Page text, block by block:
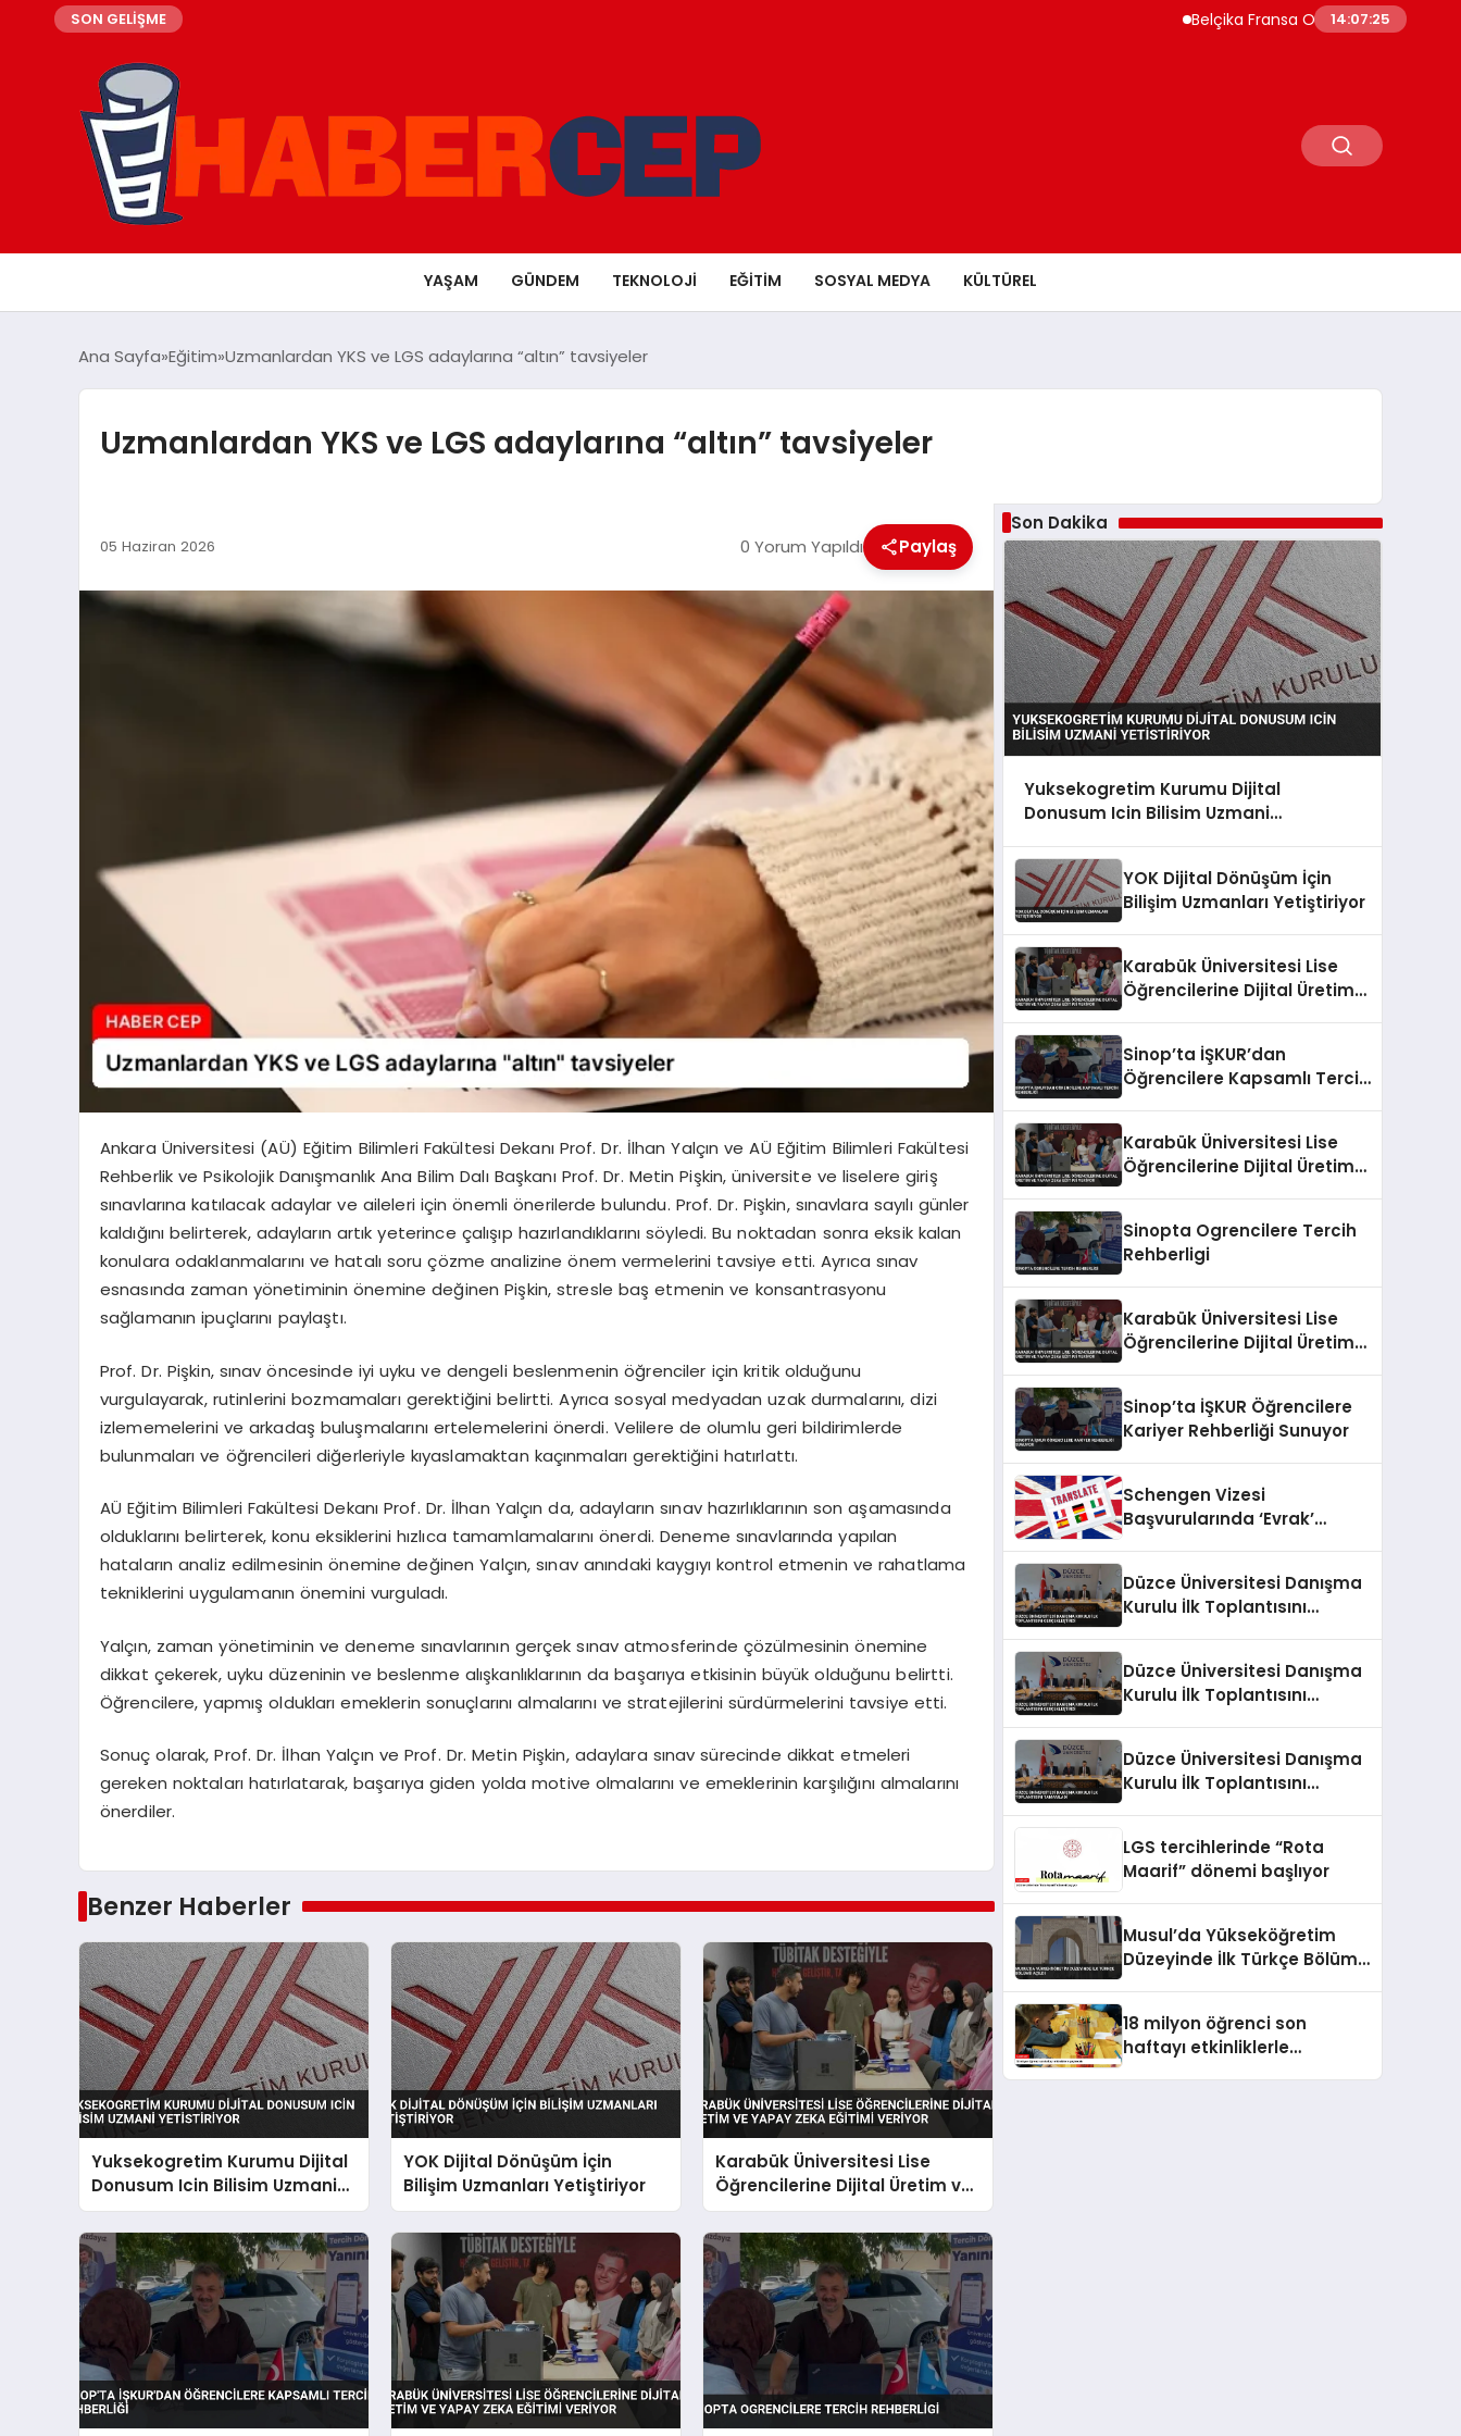
SON GELİŞME Belçika Fransa Orman Yangınları İçin
14:07:26
YAŞAM GÜNDEM TEKNOLOJI EĞITIM SOSYAL MEDYA KÜLTÜREL
Ana Sayfa Eğitim Uzmanlardan YKS ve LGS adaylarına “altın” tavsiyeler
Uzmanlardan YKS ve LGS adaylarına “altın” tavsiyeler
05 Haziran 2026 0 Yorum Yapıldı Paylaş
Ankara Üniversitesi (AÜ) Eğitim Bilimleri Fakültesi Dekanı Prof. Dr. İlhan Yalçın ve AÜ Eğitim Bilimleri Fakültesi
Rehberlik ve Psikolojik Danışmanlık Ana Bilim Dalı Başkanı Prof. Dr. Metin Pişkin, üniversite ve liselere giriş
sınavlarına katılacak adaylar ve aileleri için önemli önerilerde bulundu. Prof. Dr. Pişkin, sınavlara sayılı günler
kaldığını belirterek, adayların artık yeterince çalışıp hazırlandıklarını söyledi. Bu noktadan sonra eksik kalan
konulara odaklanmalarını ve hatalı soru çözme analizine önem vermelerini tavsiye etti. Ayrıca sınav
esnasında zaman yönetiminin önemine değinen Pişkin, stresle baş etmenin ve konsantrasyonu
sağlamanın ipuçlarını paylaştı.
Prof. Dr. Pişkin, sınav öncesinde iyi uyku ve dengeli beslenmenin öğrenciler için kritik olduğunu
vurgulayarak, rutinlerini bozmamaları gerektiğini belirtti. Ayrıca sosyal medyadan uzak durmalarını, dizi
izlememelerini ve arkadaş buluşmalarını ertelemelerini önerdi. Velilere de olumlu geri bildirimlerde
bulunmaları ve öğrencileri diğerleriyle kıyaslamaktan kaçınmaları gerektiğini hatırlattı.
AÜ Eğitim Bilimleri Fakültesi Dekanı Prof. Dr. İlhan Yalçın da, adayların sınav hazırlıklarının son aşamasında
olduklarını belirterek, konu eksiklerini hızlıca tamamlamalarını önerdi. Deneme sınavlarında yapılan
hataların analiz edilmesinin önemine değinen Yalçın, sınav anındaki kaygıyı kontrol etmenin ve rahatlama
tekniklerini uygulamanın önemini vurguladı.
Yalçın, zaman yönetiminin ve deneme sınavlarının gerçek sınav atmosferinde çözülmesinin önemine
dikkat çekerek, uyku düzeninin ve beslenme alışkanlıklarının da başarıya etkisinin büyük olduğunu belirtti.
Öğrencilere, yapmış oldukları emeklerin sonuçlarını almalarını ve stratejilerini sürdürmelerini tavsiye etti.
Sonuç olarak, Prof. Dr. İlhan Yalçın ve Prof. Dr. Metin Pişkin, adaylara sınav sürecinde dikkat etmeleri
gereken noktaları hatırlatarak, başarıya giden yolda motive olmalarını ve emeklerinin karşılığını almalarını
önerdiler.
Benzer Haberler
Yuksekogretim Kurumu Dijital
Donusum Icin Bilisim Uzmani
Yetistiriyor
YOK Dijital Dönüşüm İçin
Bilişim Uzmanları Yetiştiriyor
Karabük Üniversitesi Lise
Öğrencilerine Dijital Üretim ve
Yapay Zeka Eğitimi Veriyor
Son Dakika
Yuksekogretim Kurumu Dijital
Donusum Icin Bilisim Uzmani
YOK Dijital Dönüşüm İçin
Bilişim Uzmanları Yetiştiriyor
Karabük Üniversitesi Lise
Öğrencilerine Dijital Üretim
Sinop’ta İŞKUR’dan
Öğrencilere Kapsamlı Tercih
Karabük Üniversitesi Lise
Öğrencilerine Dijital Üretim
Sinopta Ogrencilere Tercih
Rehberligi
Karabük Üniversitesi Lise
Öğrencilerine Dijital Üretim
Sinop’ta İŞKUR Öğrencilere
Kariyer Rehberliği Sunuyor
Schengen Vizesi
Başvurularında ‘Evrak’
Ortaya Çıktı
Düzce Üniversitesi Danışma
Kurulu İlk Toplantısını
Düzce Üniversitesi Danışma
Kurulu İlk Toplantısını
Düzce Üniversitesi Danışma
Kurulu İlk Toplantısını
LGS tercihlerinde “Rota
Maarif” dönemi başlıyor
Musul’da Yükseköğretim
Düzeyinde İlk Türkçe Bölümü
18 milyon öğrenci son
haftayı etkinliklerle